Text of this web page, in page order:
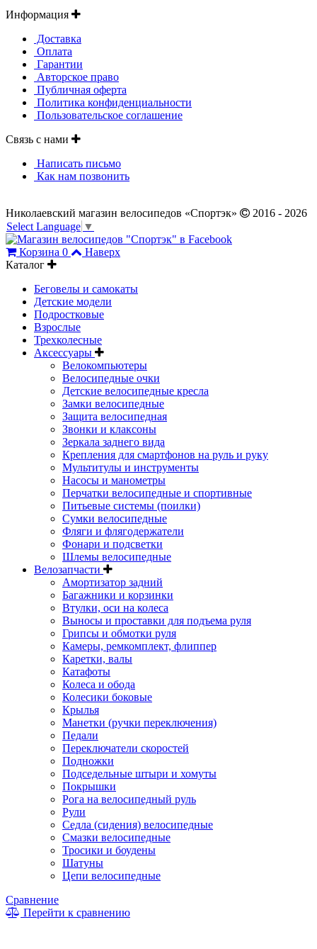
Информация
Доставка
Оплата
Гарантии
Авторское право
Публичная оферта
Политика конфиденциальности
Пользовательское соглашение
Связь с нами
Написать письмо
Как нам позвонить
Николаевский магазин велосипедов «Спортэк»
2016 - 2026
Select Language ▼
Корзина 0
Наверх
Каталог
Беговелы и самокаты
Детские модели
Подростковые
Взрослые
Трехколесные
Аксессуары
Велокомпьютеры
Велосипедные очки
Детские велосипедные кресла
Замки велосипедные
Защита велосипедная
Звонки и клаксоны
Зеркала заднего вида
Крепления для смартфонов на руль и руку
Мультитулы и инструменты
Насосы и манометры
Перчатки велосипедные и спортивные
Питьевые системы (поилки)
Сумки велосипедные
Фляги и флягодержатели
Фонари и подсветки
Шлемы велосипедные
Велозапчасти
Амортизатор задний
Багажники и корзинки
Втулки, оси на колеса
Выносы и проставки для подъема руля
Грипсы и обмотки руля
Камеры, ремкомплект, флиппер
Каретки, валы
Катафоты
Колеса и обода
Колесики боковые
Крылья
Манетки (ручки переключения)
Педали
Переключатели скоростей
Подножки
Подседельные штыри и хомуты
Покрышки
Рога на велосипедный руль
Рули
Седла (сидения) велосипедные
Смазки велосипедные
Тросики и боудены
Шатуны
Цепи велосипедные
Сравнение
Перейти к сравнению